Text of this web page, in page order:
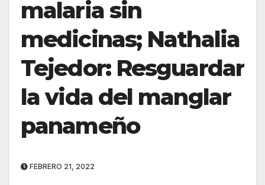
malaria sin
medicinas; Nathalia
Tejedor: Resguardar
la vida del manglar
panameño
FEBRERO 21, 2022